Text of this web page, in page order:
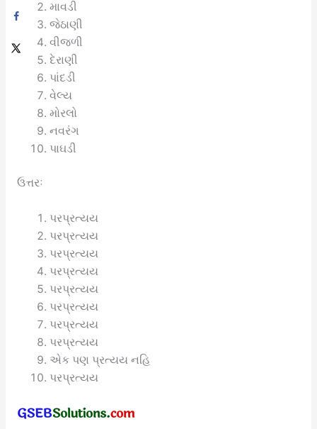
માવડી
જેઠાણી
વીજળી
દેરાણી
પાંદડી
વેલ્ય
મોરલો
નવરંગ
પાઘડી
ઉત્તરઃ
પરપ્રત્યય
પરપ્રત્યય
પરપ્રત્યય
પરપ્રત્યય
પરપ્રત્યય
પરપ્રત્યય
પરપ્રત્યય
પરપ્રત્યય
એક પણ પ્રત્યય નહિ
પરપ્રત્યય